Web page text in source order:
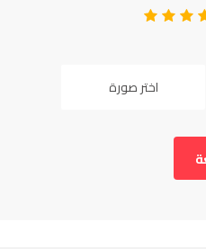
4
3
2
اختر صورة